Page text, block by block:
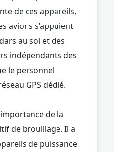
de ces appareils,
avions s’appuient
au sol et des
indépendants des
le personnel
GPS dédié.
de la
de brouillage. Il a
de puissance